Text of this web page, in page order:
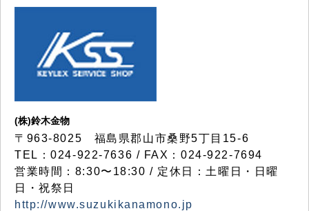
(株)鈴木金物
〒963-8025 福島県郡山市桑野5丁目15-6
TEL：024-922-7636 / FAX：024-922-7694
営業時間：8:30〜18:30 / 定休日：土曜日・日曜
日・祝祭日
http://www.suzukikanamono.jp